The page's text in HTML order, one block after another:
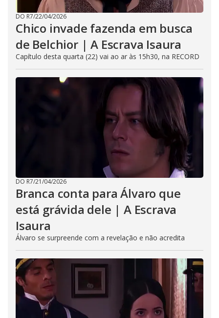
DO R7/22/04/2026
Chico invade fazenda em busca
de Belchior | A Escrava Isaura
Capítulo desta quarta (22) vai ao ar às 15h30, na RECORD
DO R7/21/04/2026
Branca conta para Álvaro que
está grávida dele | A Escrava
Isaura
Álvaro se surpreende com a revelação e não acredita